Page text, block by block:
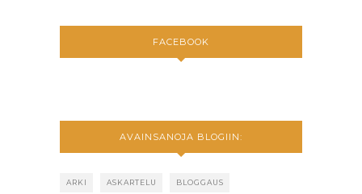
FACEBOOK
AVAINSANOJA BLOGIIN:
ARKI ASKARTELU BLOGGAUS